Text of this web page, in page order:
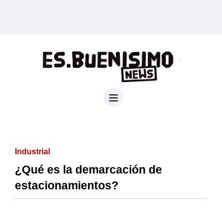
Industrial
¿Qué es la demarcación de
estacionamientos?